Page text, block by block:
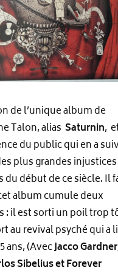
de l’unique album de
Talon, alias Saturnin,
du public qui en a
plus grandes injustices
du début de ce siècle. Il
album cumule deux
: il est sorti un poil trop
au revival psyché qui a
ans, (AvecJacco
Sibelius et Forever